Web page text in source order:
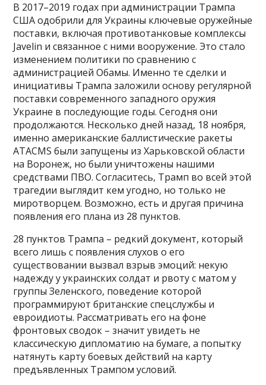
В 2017–2019 годах при администрации Трампа
США одобрили для Украины ключевые оружейные
поставки, включая противотанковые комплексы
Javelin и связанное с ними вооружение. Это стало
изменением политики по сравнению с
администрацией Обамы. Именно те сделки и
инициативы Трампа заложили основу регулярной
поставки современного западного оружия
Украине в последующие годы. Сегодня они
продолжаются. Несколько дней назад, 18 ноября,
именно американские баллистические ракеты
ATACMS были запущены из Харьковской области
на Воронеж, но были уничтожены нашими
средствами ПВО. Согласитесь, Трамп во всей этой
трагедии выглядит кем угодно, но только не
миротворцем. Возможно, есть и другая причина
появления его плана из 28 пунктов.
28 пунктов Трампа – редкий документ, который
всего лишь с появления слухов о его
существовании вызвал взрыв эмоций: некую
надежду у украинских солдат и рвоту с матом у
группы Зеленского, поведение которой
программируют британские спецслужбы и
евроидиоты. Рассматривать его на фоне
фронтовых сводок – значит увидеть не
классическую дипломатию на бумаге, а попытку
натянуть карту боевых действий на карту
предъявленных Трампом условий.